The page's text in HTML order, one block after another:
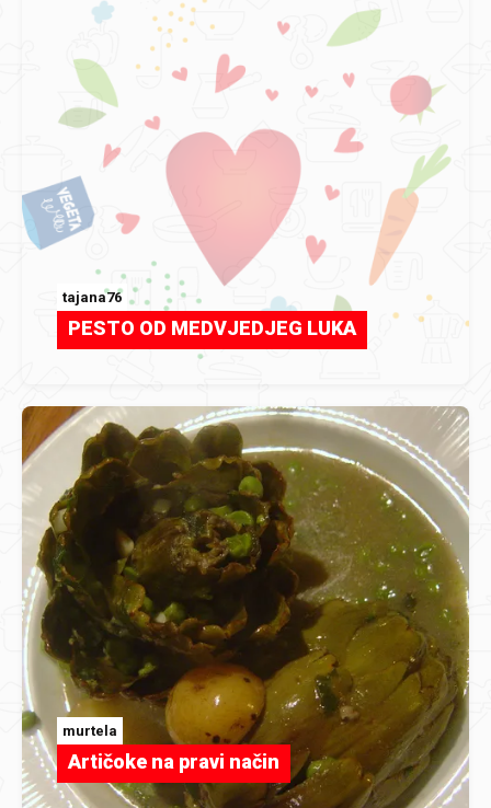
tajana76
PESTO OD MEDVJEDJEG LUKA
murtela
Artičoke na pravi način